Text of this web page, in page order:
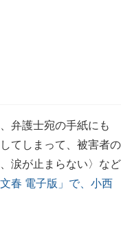
弁護士宛の手紙にも
てしまって、被害者の
涙が止まらない〉など
文春 電子版」で、小西